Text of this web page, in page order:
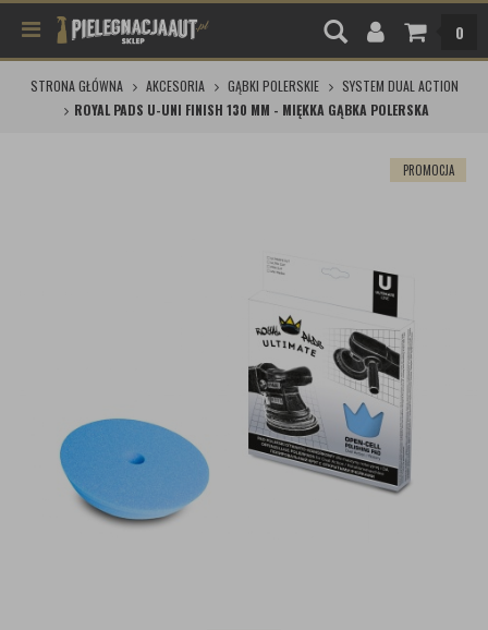
0
STRONA GŁÓWNA AKCESORIA GĄBKI POLERSKIE
SYSTEM DUAL ACTION
ROYAL PADS U-UNI FINISH 130 MM - MIĘKKA GĄBKA POLERSKA
PROMOCJA